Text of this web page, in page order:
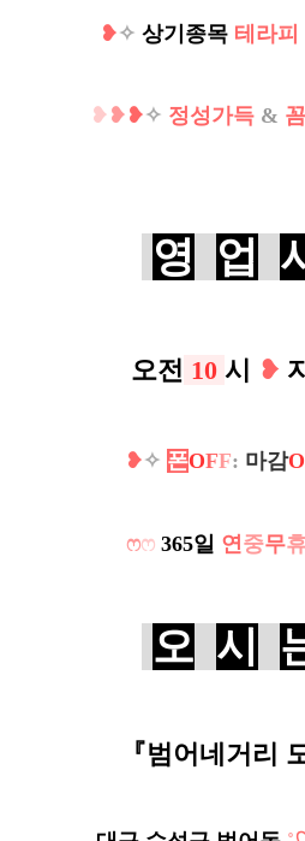
❥✧ 상기종목 테라피
❥ ❥ ❥✧ 정성가득 &
영 업
오전 10 시 ❥
❥✧ 폰OFF: 마감O
ෆෆ365일 연중무
오 시
『범어네거리